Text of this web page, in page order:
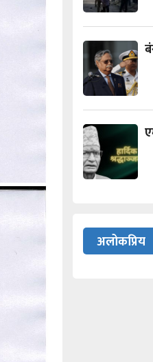
अलोकप्रिय